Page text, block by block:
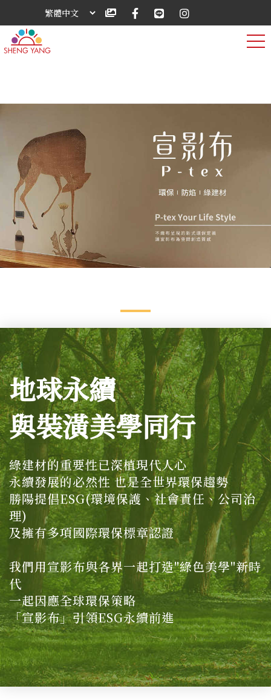
地球永續
與裝潢美學同行
綠建材的重要性已深植現代人心
永續發展的必然性 也是全世界環保趨勢
勝陽提倡ESG(環境保護、社會責任、公司治
理)
及擁有多項國際環保標章認證
我們用宣影布與各界一起打造"綠色美學"新時
代
一起因應全球環保策略
「宣影布」引領ESG永續前進